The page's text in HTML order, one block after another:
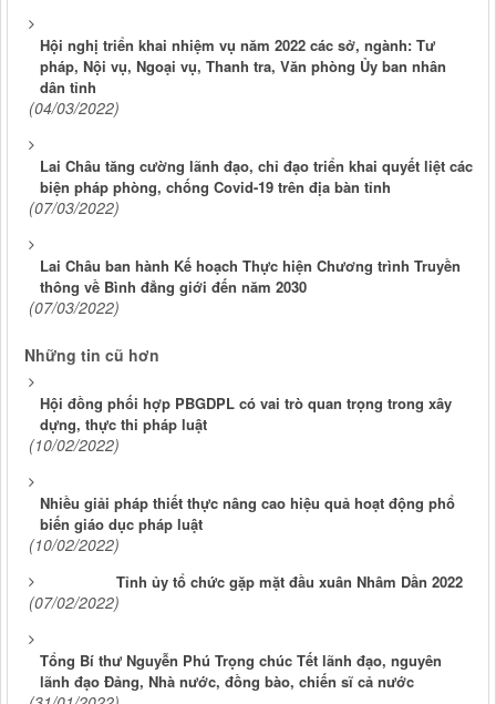
Hội nghị triển khai nhiệm vụ năm 2022 các sở, ngành: Tư
pháp, Nội vụ, Ngoại vụ, Thanh tra, Văn phòng Ủy ban nhân
dân tỉnh
(04/03/2022)
Lai Châu tăng cường lãnh đạo, chỉ đạo triển khai quyết liệt các
biện pháp phòng, chống Covid-19 trên địa bàn tỉnh
(07/03/2022)
Lai Châu ban hành Kế hoạch Thực hiện Chương trình Truyền
thông về Bình đẳng giới đến năm 2030
(07/03/2022)
Những tin cũ hơn
Hội đồng phối hợp PBGDPL có vai trò quan trọng trong xây
dựng, thực thi pháp luật
(10/02/2022)
Nhiều giải pháp thiết thực nâng cao hiệu quả hoạt động phổ
biến giáo dục pháp luật
(10/02/2022)
Tỉnh ủy tổ chức gặp mặt đầu xuân Nhâm Dần 2022
(07/02/2022)
Tổng Bí thư Nguyễn Phú Trọng chúc Tết lãnh đạo, nguyên
lãnh đạo Đảng, Nhà nước, đồng bào, chiến sĩ cả nước